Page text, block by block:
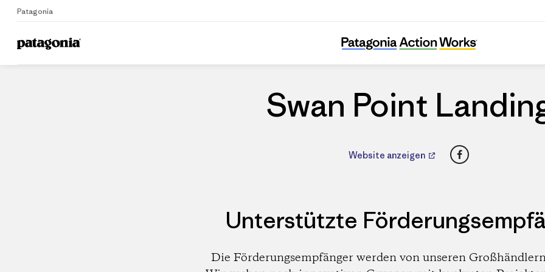
Patagonia
Home Händler
Swan Point Landing
Swan Point
Website anzeigen Facebook
Unterstützte
Die Förderungsempfänger werden von unseren